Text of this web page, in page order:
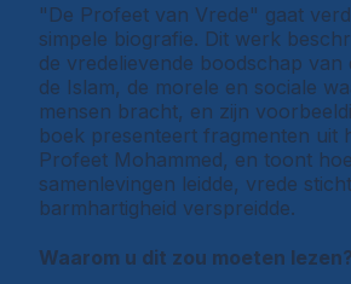
"De Profeet van Vrede" gaat
simpele biografie. Dit werk
de vredelievende boodschap van
de Islam, de morele en sociale
mensen bracht, en zijn
boek presenteert fragmenten uit
Profeet Mohammed, en toont
samenlevingen leidde, vrede
barmhartigheid verspreidde.
Waarom u dit zou moeten lezen?